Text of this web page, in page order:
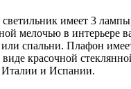
имеет 3
мелочью в интерьере
спальни. Плафон
красочной
Италии и Испании.